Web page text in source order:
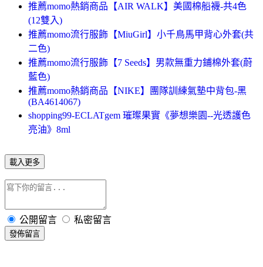
推薦momo熱銷商品【AIR WALK】美國棉船襪-共4色
(12雙入)
推薦momo流行服飾【MiuGirl】小千鳥馬甲背心外套(共
二色)
推薦momo流行服飾【7 Seeds】男款無重力鋪棉外套(蔚
藍色)
推薦momo熱銷商品【NIKE】團隊訓練氣墊中背包-黑
(BA4614067)
shopping99-ECLATgem 璀璨果實《夢想樂園--光透護色
亮油》8ml
載入更多
公開留言 私密留言
發佈留言